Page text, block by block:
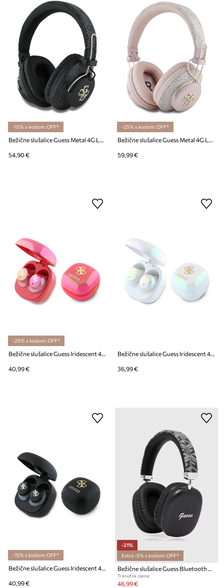
-15% s kodom: OFF*
Bežične slušalice Guess Metal 4G Logo
54,90 €
-25% s kodom: OFF*
Bežične slušalice Guess Metal 4G Logo
59,99 €
-25% s kodom: OFF*
Bežične slušalice Guess Iridescent 4G Printed Logo
40,99 €
Bežične slušalice Guess Iridescent 4G Printed Logo
36,99 €
-15% s kodom: OFF*
40,99 €
-21%
Extra -5% s kodom: OFF*
Bežične slušalice Guess Bluetooth Gcube Metallic Script Logo
Trenutna cijena:
46,99 €